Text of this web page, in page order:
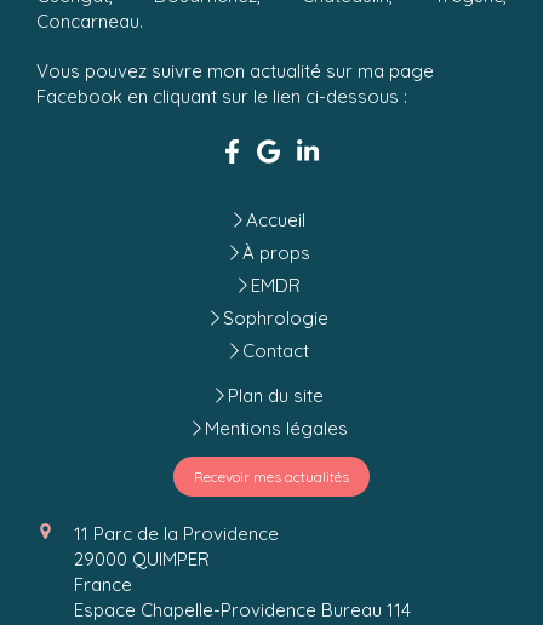
Concarneau.
Vous pouvez suivre mon actualité sur ma page
Facebook en cliquant sur le lien ci-dessous :
Accueil
À props
EMDR
Sophrologie
Contact
Plan du site
Mentions légales
Recevoir mes actualités
11 Parc de la Providence
29000 QUIMPER
France
Espace Chapelle-Providence Bureau 114